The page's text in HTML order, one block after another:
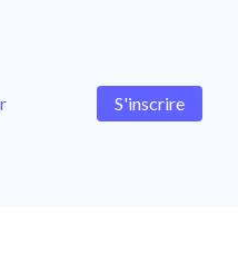
S'inscrire